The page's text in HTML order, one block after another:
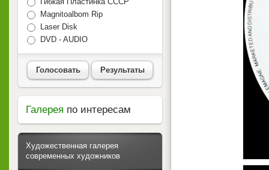
Magnitoalbom Rip
Laser Disk
DVD - AUDIO
Голосовать Результаты
Галерея по интересам
Художественная галерея
современных художников